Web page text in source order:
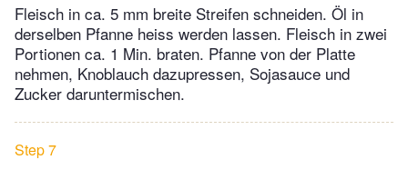
Fleisch in ca. 5 mm breite Streifen schneiden. Öl in
derselben Pfanne heiss werden lassen. Fleisch in zwei
Portionen ca. 1 Min. braten. Pfanne von der Platte
nehmen, Knoblauch dazupressen, Sojasauce und
Zucker daruntermischen.
Step 7